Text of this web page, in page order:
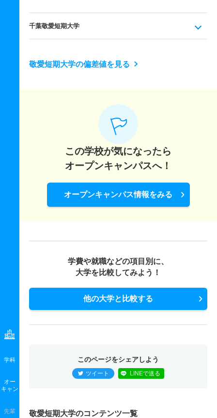
学科
オー
キャン
先輩
千葉敬愛短期大学
敬愛短期大学の偏差値を見る
この学校が気になったら
オープンキャンパスへ！
オープンキャンパス情報をみる
学費や就職などの項目別に、
大学を比較してみよう！
他の大学と比較する
このページをシェアしよう
ツイート LINEで送る
敬愛短期大学のコンテンツ一覧